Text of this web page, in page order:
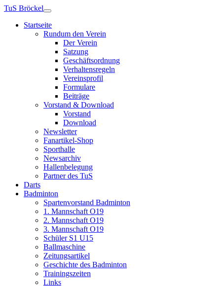
TuS Bröckel
Startseite
Rundum den Verein
Der Verein
Satzung
Geschäftsordnung
Verhaltensregeln
Vereinsprofil
Formulare
Beiträge
Vorstand & Download
Vorstand
Download
Newsletter
Fanartikel-Shop
Sporthalle
Newsarchiv
Hallenbelegung
Partner des TuS
Darts
Badminton
Spartenvorstand Badminton
1. Mannschaft O19
2. Mannschaft O19
3. Mannschaft O19
Schüler S1 U15
Ballmaschine
Zeitungsartikel
Geschichte des Badminton
Trainingszeiten
Links